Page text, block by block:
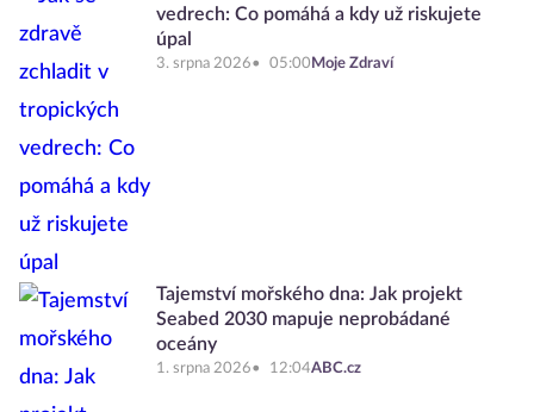
vedrech: Co pomáhá a kdy už riskujete
úpal
3. srpna 2026 05:00 Moje Zdraví
Tajemství mořského dna: Jak projekt
Seabed 2030 mapuje neprobádané
oceány
1. srpna 2026 12:04ABC.cz